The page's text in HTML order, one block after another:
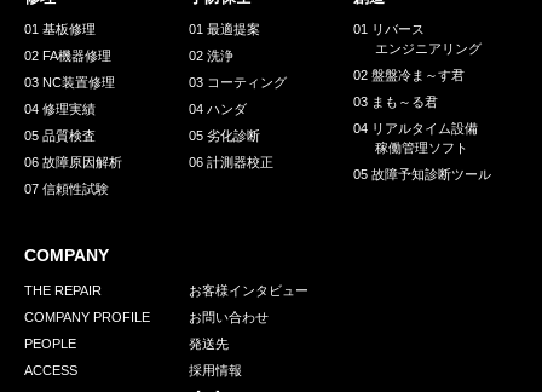
01 基板修理
02 FA機器修理
03 NC装置修理
04 修理実績
05 品質検査
06 故障原因解析
07 信頼性試験
01 最適提案
02 洗浄
03 コーティング
04 ハンダ
05 劣化診断
06 計測器校正
01 リバース
エンジニアリング
02 盤盤冷ま～す君
03 まも～る君
04 リアルタイム設備
稼働管理ソフト
05 故障予知診断ツール
COMPANY
THE REPAIR
COMPANY PROFILE
PEOPLE
ACCESS
お客様インタビュー
お問い合わせ
発送先
採用情報